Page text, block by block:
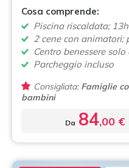
Cosa comprende:
Piscina riscaldata;
2 cene con animatori;
Centro benessere
Parcheggio incluso
Consigliata:Famiglie
bambini
Da 84,00 €